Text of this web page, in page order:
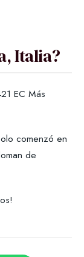
Italia?
EC Más
comenzó en
de